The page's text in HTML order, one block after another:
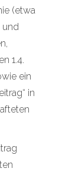
(etwa
und
1.4.
ein
in